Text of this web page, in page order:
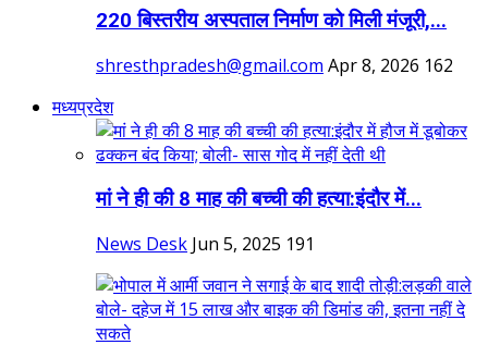
220 बिस्तरीय अस्पताल निर्माण को मिली मंजूरी,...
shresthpradesh@gmail.com Apr 8, 2026 162
मध्यप्रदेश
मां ने ही की 8 माह की बच्ची की हत्या:इंदौर में...
News Desk Jun 5, 2025 191